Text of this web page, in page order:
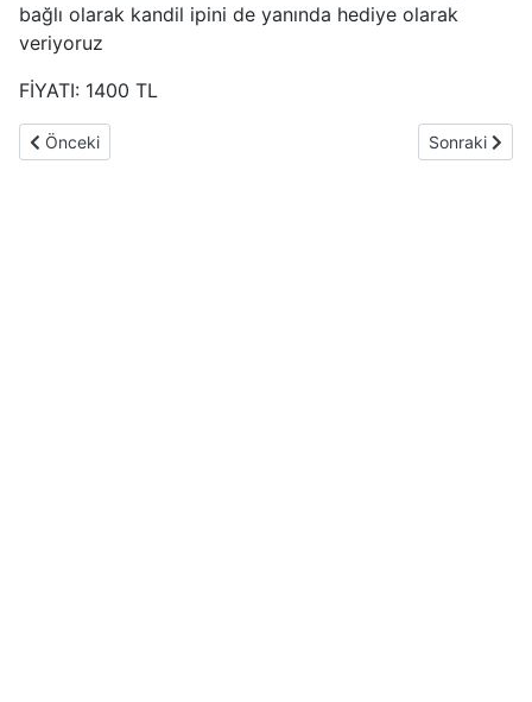
bağlı olarak kandil ipini de yanında hediye olarak
veriyoruz
FİYATI: 1400 TL
Önceki makale: Eski Tarz retro elbise dolabı ayakkabılık
Önceki Sonraki
Sonraki